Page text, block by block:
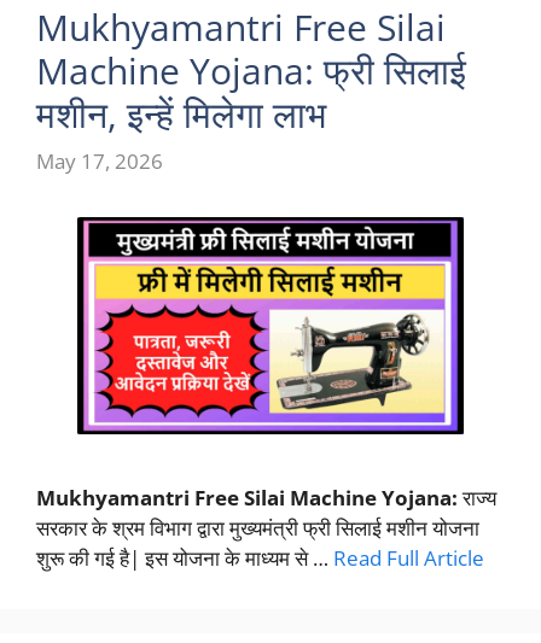
Mukhyamantri Free Silai
Machine Yojana: फ्री सिलाई
मशीन, इन्हें मिलेगा लाभ
May 17, 2026
Mukhyamantri Free Silai Machine Yojana:राज्य
सरकार के श्रम विभाग द्वारा मुख्यमंत्री फ्री सिलाई मशीन योजना
शुरू की गई है| इस योजना के माध्यम से … Read Full Article